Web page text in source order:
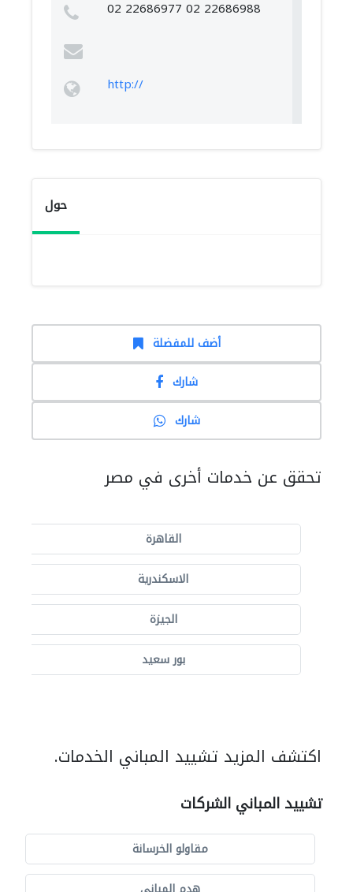
02 22686977 02 22686988
http://
حول
أضف للمفضلة
شارك
شارك
تحقق عن خدمات أخرى في مصر
القاهرة
الاسكندرية
الجيزة
بور سعيد
اكتشف المزيد تشييد المباني الخدمات.
تشييد المباني الشركات
مقاولو الخرسانة